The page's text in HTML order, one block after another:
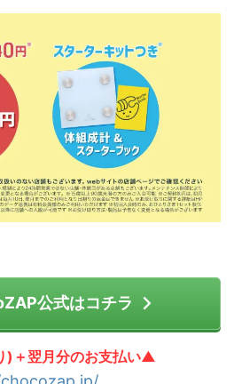
公式はコチラ
＋翌月分のお支払い▲